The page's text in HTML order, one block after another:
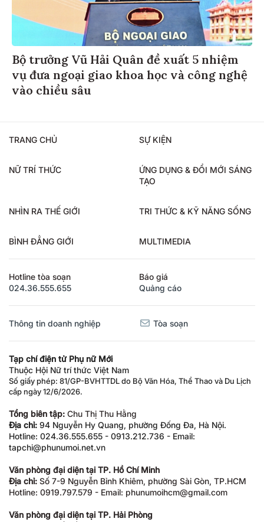
Bộ trưởng Vũ Hải Quân đề xuất 5 nhiệm
vụ đưa ngoại giao khoa học và công nghệ
vào chiều sâu
TRANG CHỦ SỰ KIỆN
NỮ TRÍ THỨC
ỨNG DỤNG & ĐỔI MỚI SÁNG
TẠO
NHÌN RA THẾ GIỚI TRI THỨC & KỸ NĂNG SỐNG
BÌNH ĐẲNG GIỚI MULTIMEDIA
Hotline tòa soạn
024.36.555.655
Báo giá
Quảng cáo
Thông tin doanh nghiệp Tòa soạn
Tạp chí điện tử Phụ nữ Mới
Thuộc Hội Nữ trí thức Việt Nam
Số giấy phép: 81/GP-BVHTTDL do Bộ Văn Hóa, Thể Thao và Du Lịch
cấp ngày 12/6/2026.
Tổng biên tập: Chu Thị Thu Hằng
Địa chỉ: 94 Nguyễn Hy Quang, phường Đống Đa, Hà Nội.
Hotline: 024.36.555.655 - 0913.212.736 - Email:
tapchi@phunumoi.net.vn
Văn phòng đại diện tại TP. Hồ Chí Minh
Địa chỉ: Số 7-9 Nguyễn Bỉnh Khiêm, phường Sài Gòn, TP.HCM
Hotline: 0919.797.579 - Email: phunumoihcm@gmail.com
Văn phòng đại diện tại TP. Hải Phòng